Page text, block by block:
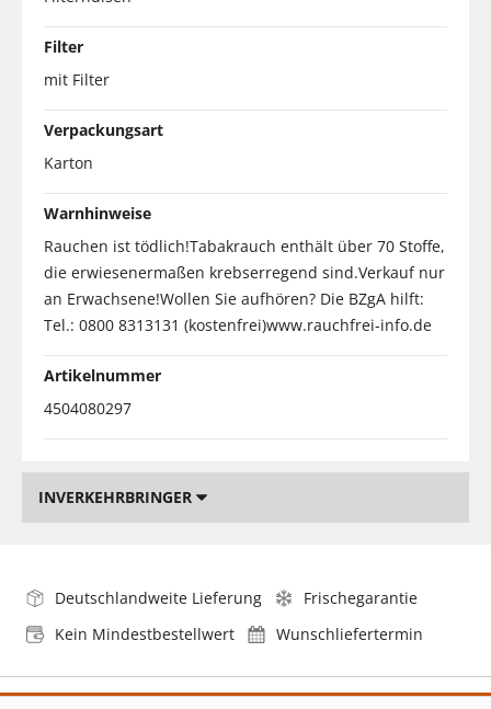
Filter
mit Filter
Verpackungsart
Karton
Warnhinweise
Rauchen ist tödlich!Tabakrauch enthält über 70 Stoffe,
die erwiesenermaßen krebserregend sind.Verkauf nur
an Erwachsene!Wollen Sie aufhören? Die BZgA hilft:
Tel.: 0800 8313131 (kostenfrei)www.rauchfrei-info.de
Artikelnummer
4504080297
INVERKEHRBRINGER
Deutschlandweite Lieferung
Frischegarantie
Kein Mindestbestellwert
Wunschliefertermin